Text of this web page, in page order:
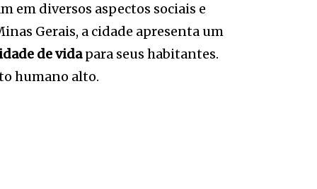
em diversos aspectos sociais e
Gerais, a cidade apresenta um
de vidapara seus habitantes.
humano alto.